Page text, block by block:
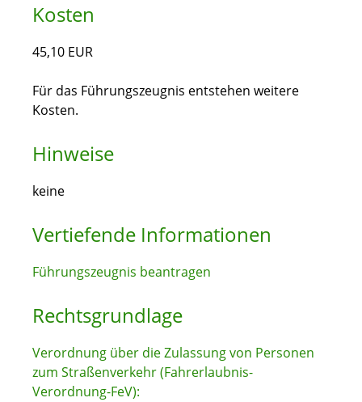
Kosten
45,10 EUR
Für das Führungszeugnis entstehen weitere
Kosten.
Hinweise
keine
Vertiefende Informationen
Führungszeugnis beantragen
Rechtsgrundlage
Verordnung über die Zulassung von Personen
zum Straßenverkehr (Fahrerlaubnis-
Verordnung-FeV):